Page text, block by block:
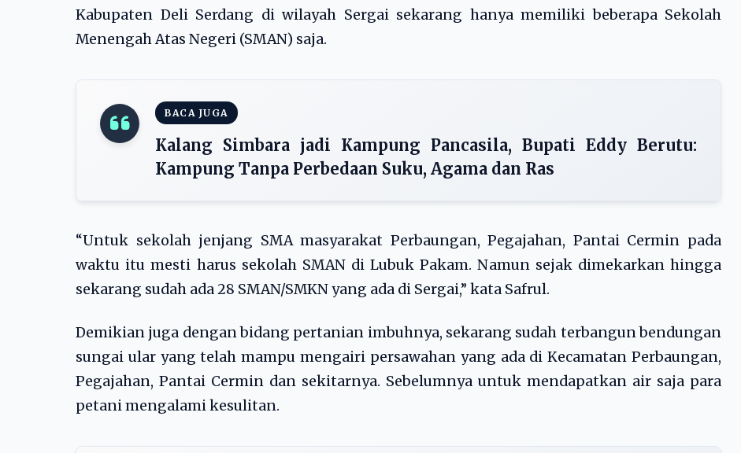
Kabupaten Deli Serdang di wilayah Sergai sekarang hanya memiliki beberapa Sekolah
Menengah Atas Negeri (SMAN) saja.
BACA JUGA
Kalang Simbara jadi Kampung Pancasila, Bupati Eddy Berutu:
Kampung Tanpa Perbedaan Suku, Agama dan Ras
“Untuk sekolah jenjang SMA masyarakat Perbaungan, Pegajahan, Pantai Cermin pada
waktu itu mesti harus sekolah SMAN di Lubuk Pakam. Namun sejak dimekarkan hingga
sekarang sudah ada 28 SMAN/SMKN yang ada di Sergai,” kata Safrul.
Demikian juga dengan bidang pertanian imbuhnya, sekarang sudah terbangun bendungan
sungai ular yang telah mampu mengairi persawahan yang ada di Kecamatan Perbaungan,
Pegajahan, Pantai Cermin dan sekitarnya. Sebelumnya untuk mendapatkan air saja para
petani mengalami kesulitan.